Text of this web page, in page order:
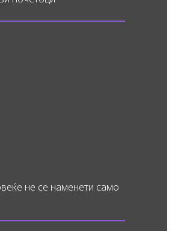
не се наменети само